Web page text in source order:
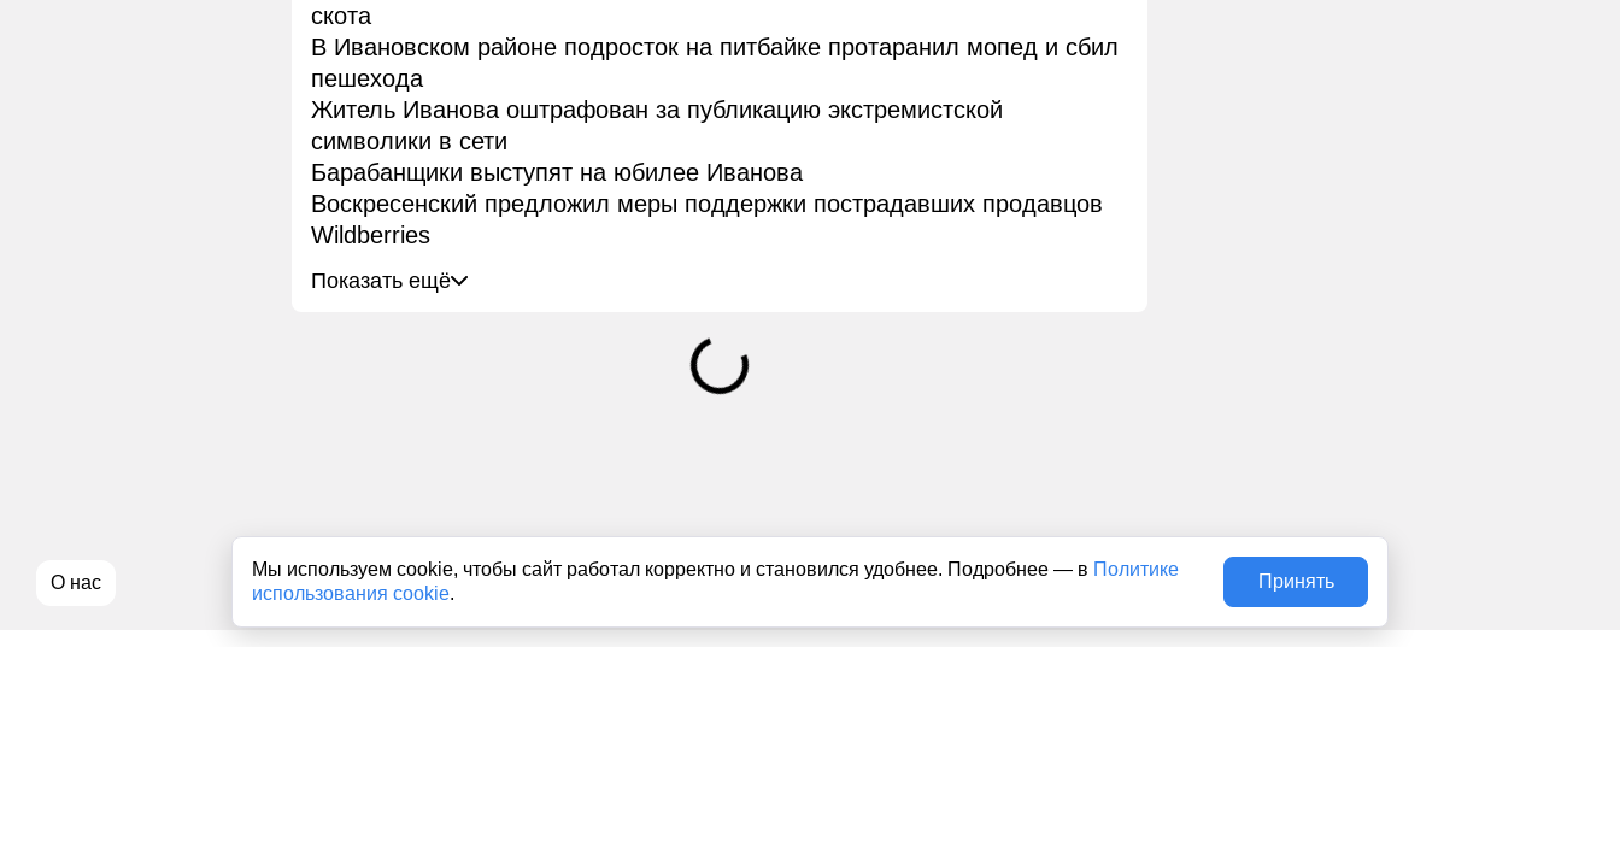
Мы используем cookie, чтобы сайт работал корректно и становился удобнее. Подробнее — в Политике
использования cookie.
Принять
О нас
скота
В Ивановском районе подросток на питбайке протаранил мопед и сбил
пешехода
Житель Иванова оштрафован за публикацию экстремистской
символики в сети
Барабанщики выступят на юбилее Иванова
Воскресенский предложил меры поддержки пострадавших продавцов
Wildberries
Показать ещё